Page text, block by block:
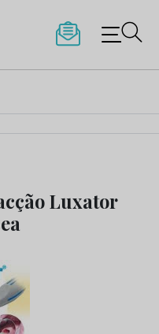
Luxator